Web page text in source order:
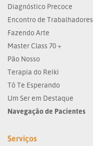
Diagnóstico Precoce
Encontro de Trabalhadores
Fazendo Arte
Master Class 70 +
Pão Nosso
Terapia do Reiki
Tô Te Esperando
Um Ser em Destaque
Navegação de Pacientes
Serviços